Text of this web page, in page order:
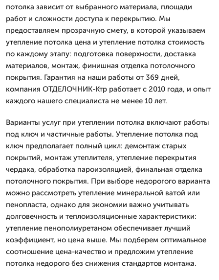
потолка зависит от выбранного материала, площади
работ и сложности доступа к перекрытию. Мы
предоставляем прозрачную смету, в которой указываем
утепление потолка цена и утепление потолка стоимость
по каждому этапу: подготовка поверхности, доставка
материалов, монтаж, финишная отделка потолочного
покрытия. Гарантия на наши работы от 369 дней,
компания ОТДЕЛОЧНИК-Ктр работает с 2010 года, и опыт
каждого нашего специалиста не менее 10 лет.
Варианты услуг при утеплении потолка включают работы
под ключ и частичные работы. Утепление потолка под
ключ предполагает полный цикл: демонтаж старых
покрытий, монтаж утеплителя, утепление перекрытия
чердака, обработка пароизоляцией, финальная отделка
потолочного покрытия. При выборе недорогого варианта
можно рассмотреть утепление минеральной ватой или
пенопласта, однако для экономии важно учитывать
долговечность и теплоизоляционные характеристики:
утепление пенополиуретаном обеспечивает лучший
коэффициент, но цена выше. Мы подберем оптимальное
соотношение цена-качество и предложим утепление
потолка недорого без снижения стандартов монтажа.